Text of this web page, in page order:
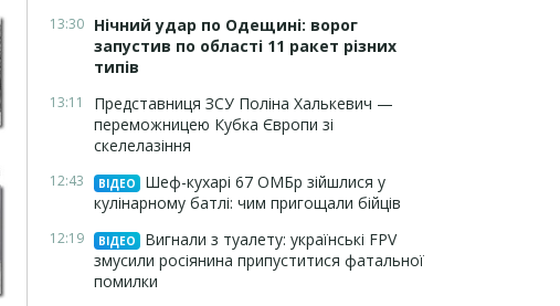
13:30 Нічний удар по Одещині: ворог
запустив по області 11 ракет різних
типів
13:11
Представниця ЗСУ Поліна Халькевич —
переможницею Кубка Європи зі
скелелазіння
12:43 ВІДЕО
Шеф-кухарі 67 ОМБр зійшлися у
кулінарному батлі: чим пригощали бійців
12:19 ВІДЕО
Вигнали з туалету: українські FPV
змусили росіянина припуститися фатальної
помилки